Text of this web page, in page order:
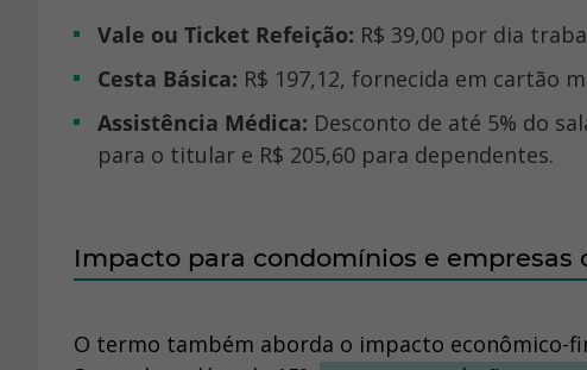
Vale ou Ticket Refeição: R$ 39,00 por dia
Cesta Básica: R$ 197,12, fornecida em cartão
Assistência Médica: Desconto de até 5% do
para o titular e R$ 205,60 para dependentes.
Impacto para condomínios e empresas
O termo também aborda o impacto econômico-